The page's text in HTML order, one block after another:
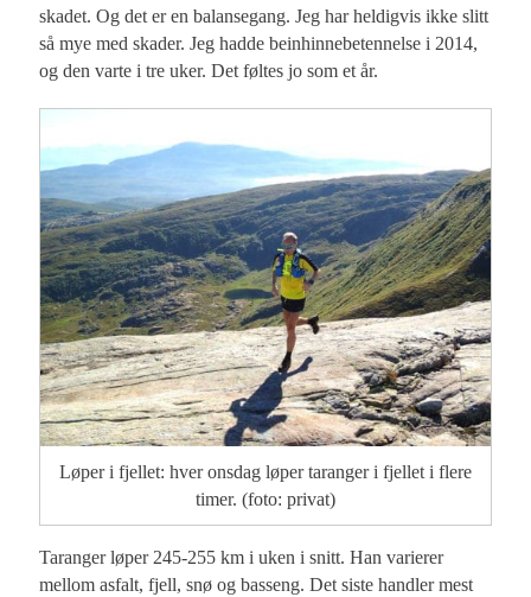
skadet. Og det er en balansegang. Jeg har heldigvis ikke slitt
så mye med skader. Jeg hadde beinhinnebetennelse i 2014,
og den varte i tre uker. Det føltes jo som et år.
Løper i fjellet: hver onsdag løper taranger i fjellet i flere
timer. (foto: privat)
Taranger løper 245-255 km i uken i snitt. Han varierer
mellom asfalt, fjell, snø og basseng. Det siste handler mest